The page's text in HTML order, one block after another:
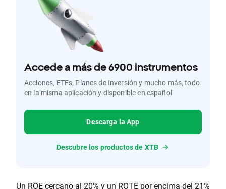
Accede a más de 6900 instrumentos
Acciones, ETFs, Planes de Inversión y mucho más, todo
en la misma aplicación y disponible en español
Descarga la App
Descubre los productos de XTB
Un ROE cercano al 20% y un ROTE por encima del 21%